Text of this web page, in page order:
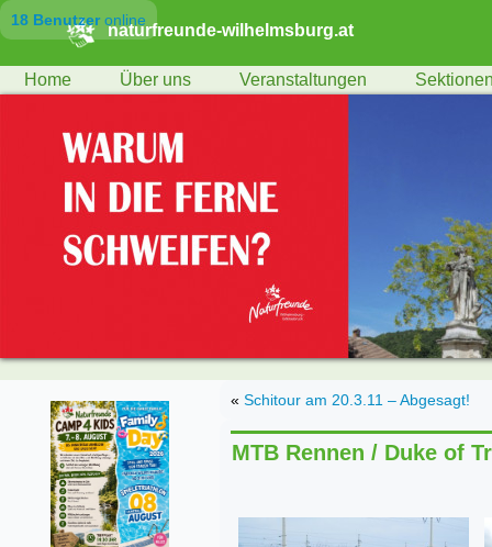
18 Benutzeronline
naturfreunde-wilhelmsburg.at
Home Über uns Veranstaltungen
« Schitour am 20.3.11 – Abgesagt!
MTB Rennen / Duke of